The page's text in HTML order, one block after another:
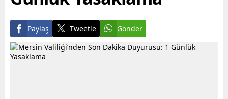
Paylaş Tweetle Gönder